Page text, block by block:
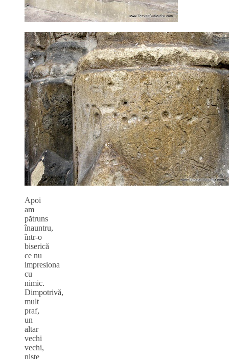
Apoi
am
pătruns
înauntru,
într-o
biserică
ce nu
impresiona
cu
nimic.
Dimpotrivă,
mult
praf,
un
altar
vechi
vechi,
niște